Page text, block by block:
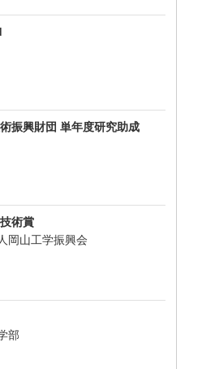
振興財団 単年度研究助成
術賞
岡山工学振興会
部